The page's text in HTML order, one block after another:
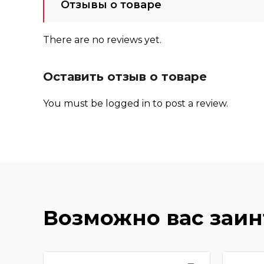
Отзывы о товаре
There are no reviews yet.
Оставить отзыв о товаре
You must be logged in to post a review.
Возможно вас